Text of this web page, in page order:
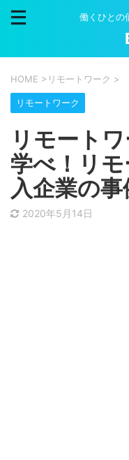
働くひとの
HOME > リモートワーク >
リモートワーク
リモート
学べ！リ
入企業の事
2020年5月14日